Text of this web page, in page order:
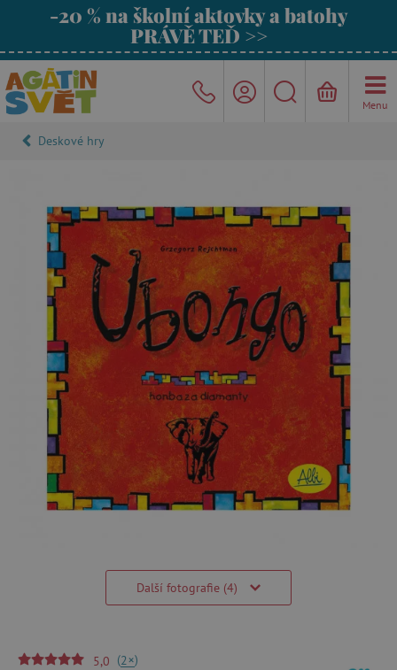
-20 % na školní aktovky a batohy
PRÁVĚ TEĎ >>
Menu
Deskové hry
Další fotografie (4)
5,0 (2+)